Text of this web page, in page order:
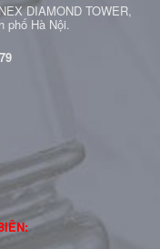
DIAMOND TOWER,
phố Hà Nội.